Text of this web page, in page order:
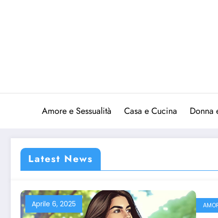
Amore e Sessualità Casa e Cucina Donna
Latest News
Aprile 6, 2025